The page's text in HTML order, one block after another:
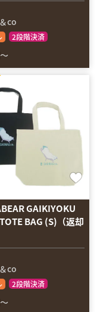
co
2段階決済
GAIKIYOKU
BAG (S)（返却
co
2段階決済